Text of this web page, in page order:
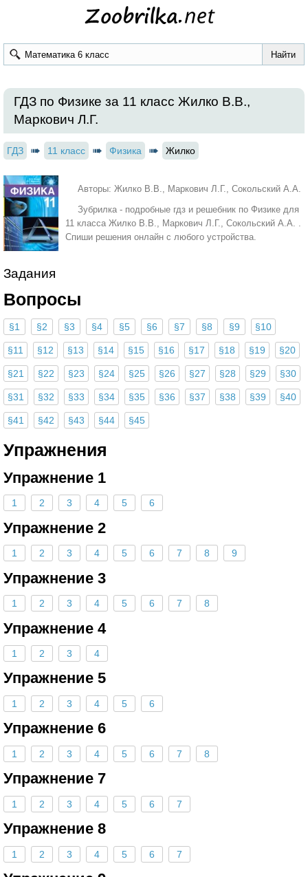
ГДЗ по Физике за 11 класс Жилко В.В.,
Маркович Л.Г.
ГДЗ 11 класс Физика Жилко
Авторы: Жилко В.В., Маркович Л.Г., Сокольский А.А.
Зубрилка - подробные гдз и решебник по Физике для
11 класса Жилко В.В., Маркович Л.Г., Сокольский А.А. .
Спиши решения онлайн с любого устройства.
Задания
Вопросы
§1 §2 §3 §4 §5 §6 §7 §8 §9 §10
§11 §12 §13 §14 §15 §16 §17 §18 §19 §20
§21 §22 §23 §24 §25 §26 §27 §28 §29 §30
§31 §32 §33 §34 §35 §36 §37 §38 §39 §40
§41 §42 §43 §44 §45
Упражнения
Упражнение 1
1 2 3 4 5 6
Упражнение 2
1 2 3 4 5 6 7 8 9
Упражнение 3
1 2 3 4 5 6 7 8
Упражнение 4
1 2 3 4
Упражнение 5
1 2 3 4 5 6
Упражнение 6
1 2 3 4 5 6 7 8
Упражнение 7
1 2 3 4 5 6 7
Упражнение 8
1 2 3 4 5 6 7